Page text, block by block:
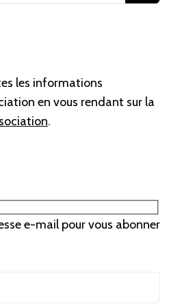
les informations
en vous rendant sur la
.
e-mail pour vous abonner